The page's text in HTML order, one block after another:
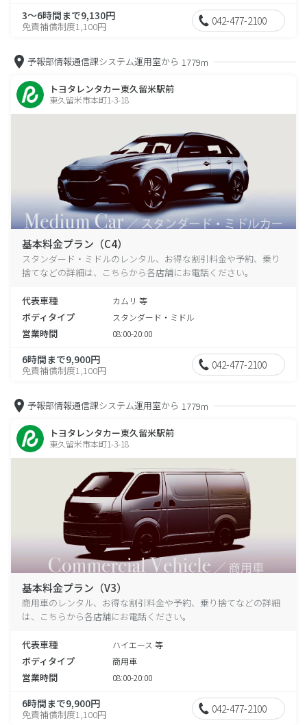
3～6時間まで9,130円
免責補償制度1,100円 042-477-2100
予報部情報通信課システム運用室から 1779m
トヨタレンタカー東久留米駅前
東久留米市本町1-3-18
基本料金プラン（C4）
スタンダード・ミドルのレンタル、お得な割引料金や予約、乗り
捨てなどの詳細は、こちらから各店舗にお電話ください。
代表車種 カムリ 等
ボディタイプ スタンダード・ミドル
営業時間 08:00-20:00
6時間まで9,900円
免責補償制度1,100円 042-477-2100
予報部情報通信課システム運用室から 1779m
トヨタレンタカー東久留米駅前
東久留米市本町1-3-18
基本料金プラン（V3）
商用車のレンタル、お得な割引料金や予約、乗り捨てなどの詳細
は、こちらから各店舗にお電話ください。
代表車種 ハイエース 等
ボディタイプ 商用車
営業時間 08:00-20:00
6時間まで9,900円
免責補償制度1,100円 042-477-2100